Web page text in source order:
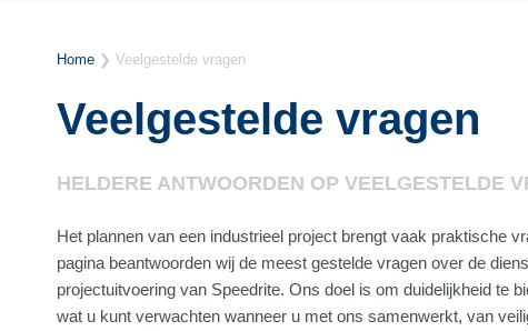
Home ❯ Veelgestelde vragen
Veelgestelde vragen
HELDERE ANTWOORDEN OP VEELGESTELDE
Het plannen van een industrieel project brengt vaak praktische
pagina beantwoorden wij de meest gestelde vragen over de
projectuitvoering van Speedrite. Ons doel is om duidelijkheid te
wat u kunt verwachten wanneer u met ons samenwerkt, van